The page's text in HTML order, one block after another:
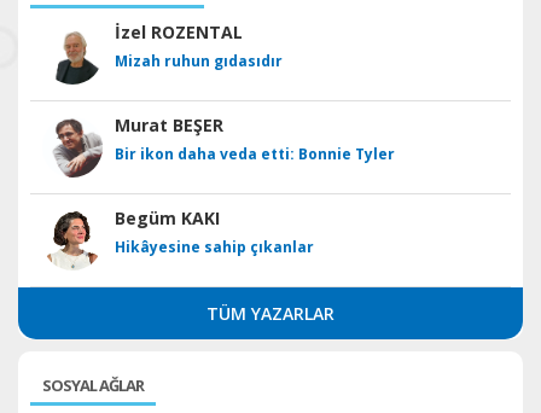
İzel ROZENTAL
Mizah ruhun gıdasıdır
Murat BEŞER
Bir ikon daha veda etti: Bonnie Tyler
Begüm KAKI
Hikâyesine sahip çıkanlar
TÜM YAZARLAR
SOSYAL AĞLAR